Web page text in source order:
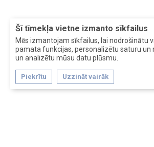
Šī tīmekļa vietne izmanto sīkfailus
Mēs izmantojam sīkfailus, lai nodrošinātu
pamata funkcijas, personalizētu saturu un
un analizētu mūsu datu plūsmu.
Piekrītu Uzzināt vairāk